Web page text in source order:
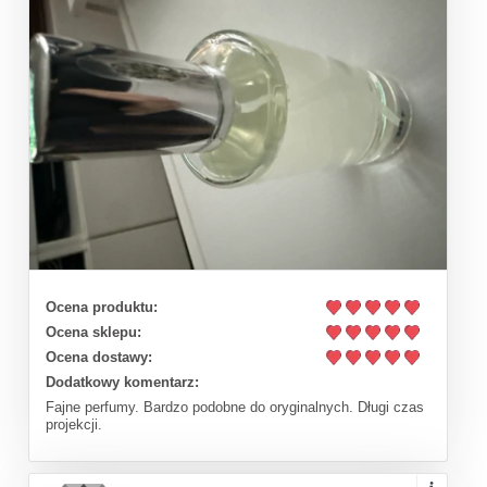
Ocena produktu:
Ocena sklepu:
Ocena dostawy:
Dodatkowy komentarz:
Fajne perfumy. Bardzo podobne do oryginalnych. Długi czas
projekcji.